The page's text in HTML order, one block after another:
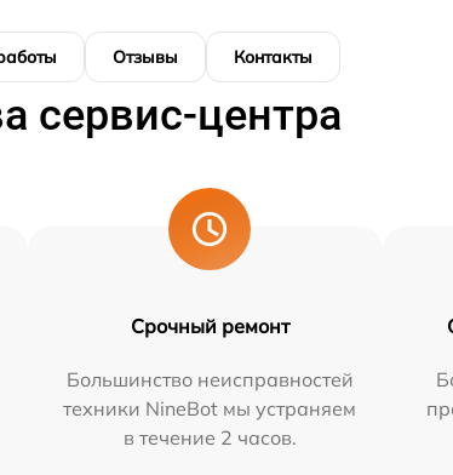
Отзывы Контакты
сервис-центра
Срочный ремонт
Большинство неисправностей
техники NineBot мы устраняем
в течение 2 часов.